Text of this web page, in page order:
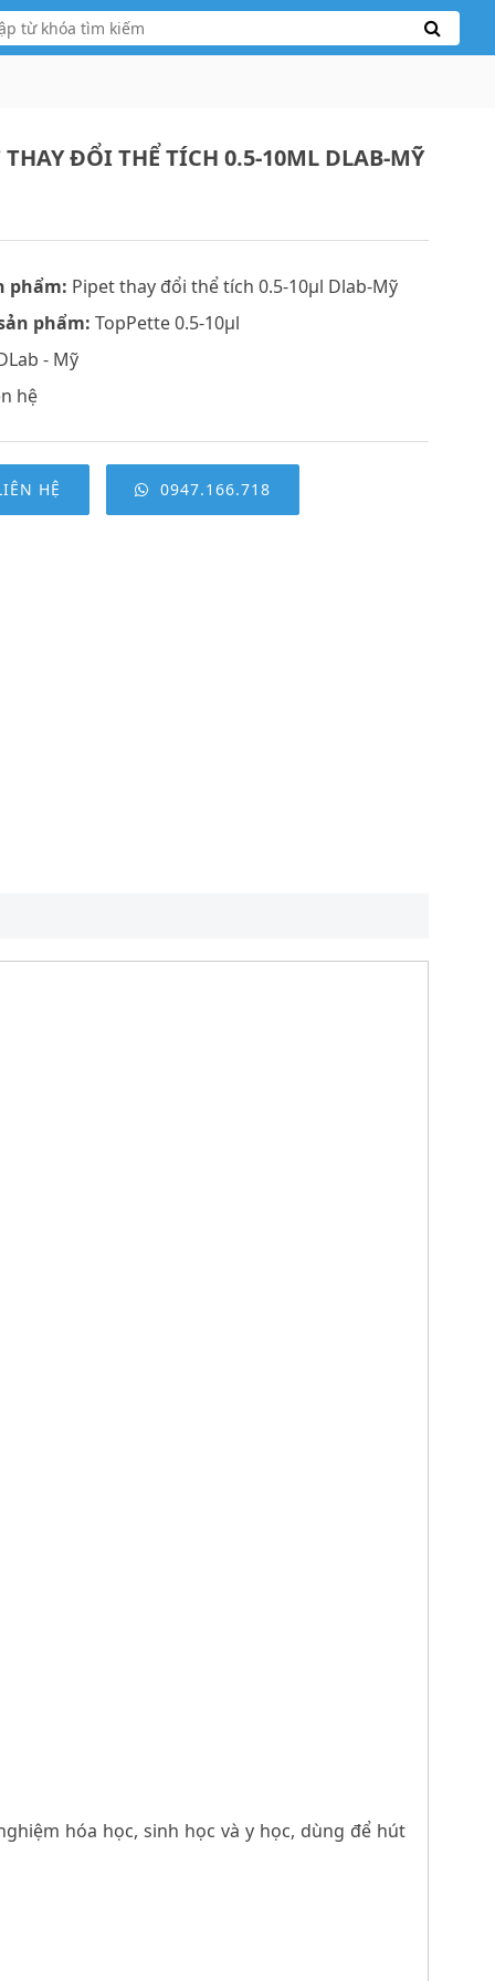
THAY ĐỔI THỂ TÍCH 0.5-10ΜL DLAB-MỸ
phẩm: Pipet thay đổi thể tích 0.5-10μl Dlab-Mỹ
phẩm: TopPette 0.5-10μl
- Mỹ
hệ
HỆ 0947.166.718
hóa học, sinh học và y học, dùng để hút